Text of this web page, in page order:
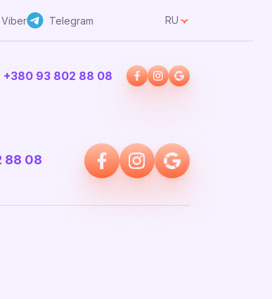
Viber Telegram RU
+380 93 802 88 08
88 08